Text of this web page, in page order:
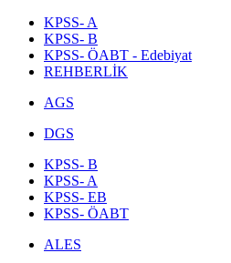
KPSS- A
KPSS- B
KPSS- ÖABT - Edebiyat
REHBERLİK
AGS
DGS
KPSS- B
KPSS- A
KPSS- EB
KPSS- ÖABT
ALES